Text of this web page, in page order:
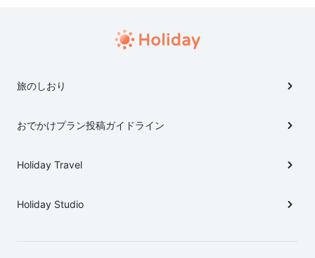
旅のしおり
おでかけプラン投稿ガイドライン
Holiday Travel
Holiday Studio